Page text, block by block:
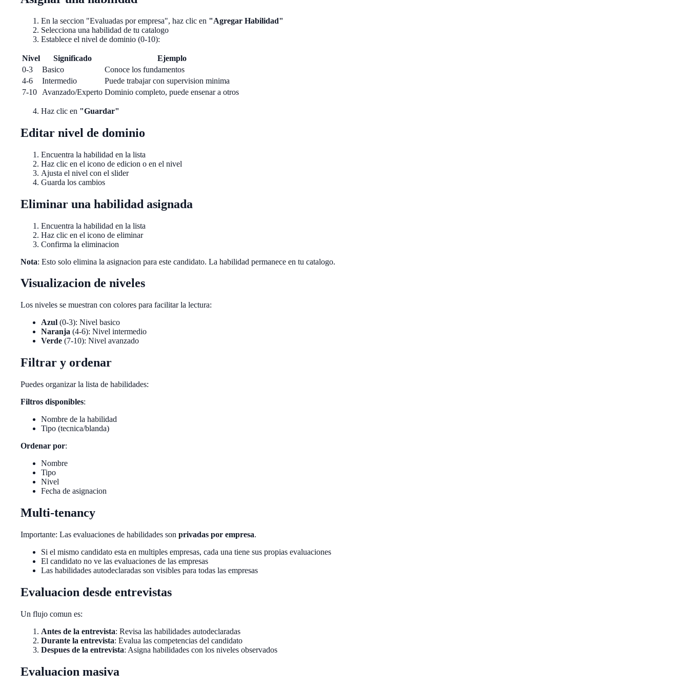
En la seccion "Evaluadas por empresa", haz clic en "Agregar Habilidad"
Selecciona una habilidad de tu catalogo
Establece el nivel de dominio (0-10):
Nivel Significado
Ejemplo
0-3
Basico
Conoce los fundamentos
4-6
Intermedio
Puede trabajar con supervision minima
7-10
Avanzado/Experto Dominio completo, puede ensenar a otros
Haz clic en "Guardar"
Editar nivel de dominio
Encuentra la habilidad en la lista
Haz clic en el icono de edicion o en el nivel
Ajusta el nivel con el slider
Guarda los cambios
Eliminar una habilidad asignada
Encuentra la habilidad en la lista
Haz clic en el icono de eliminar
Confirma la eliminacion
Nota: Esto solo elimina la asignacion para este candidato. La habilidad permanece en tu catalogo.
Visualizacion de niveles
Los niveles se muestran con colores para facilitar la lectura:
Azul (0-3): Nivel basico
Naranja (4-6): Nivel intermedio
Verde (7-10): Nivel avanzado
Filtrar y ordenar
Puedes organizar la lista de habilidades:
Filtros disponibles:
Nombre de la habilidad
Tipo (tecnica/blanda)
Ordenar por:
Nombre
Tipo
Nivel
Fecha de asignacion
Multi-tenancy
Importante: Las evaluaciones de habilidades son privadas por empresa.
Si el mismo candidato esta en multiples empresas, cada una tiene sus propias evaluaciones
El candidato no ve las evaluaciones de las empresas
Las habilidades autodeclaradas son visibles para todas las empresas
Evaluacion desde entrevistas
Un flujo comun es:
Antes de la entrevista: Revisa las habilidades autodeclaradas
Durante la entrevista: Evalua las competencias del candidato
Despues de la entrevista: Asigna habilidades con los niveles observados
Evaluacion masiva